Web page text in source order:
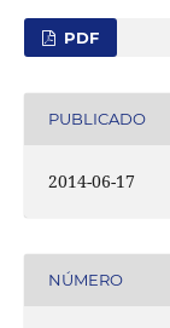
PDF
PUBLICADO
2014-06-17
NÚMERO